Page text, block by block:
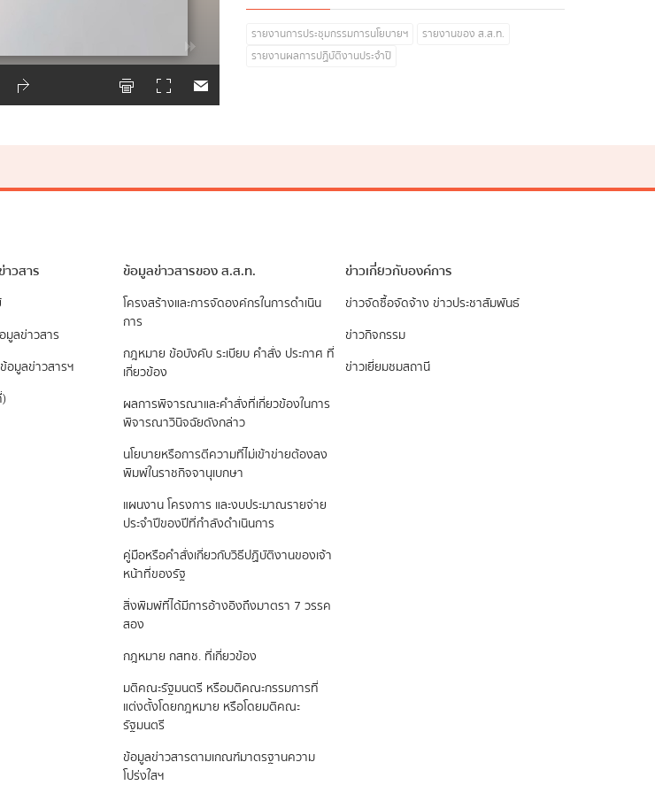
รายงานการประชุมกรรมการนโยบายฯ
รายงานของ ส.ส.ท.
รายงานผลการปฏิบัติงานประจำปี
วสาร
มูลข่าวสาร
อมูลข่าวสารฯ
ข้อมูลข่าวสารของ ส.ส.ท.
​โครงสร้างและการจัดองค์กรในการดำเนิน
การ
กฎหมาย ข้อบังคับ ระเบียบ คำสั่ง ประกาศ ที่
เกี่ยวข้อง
ผลการพิจารณาและคำสั่งที่เกี่ยวข้องในการ
พิจารณาวินิจฉัยดังกล่าว
นโยบายหรือการตีความที่ไม่เข้าข่ายต้องลง
พิมพ์ในราชกิจจานุเบกษา
แผนงาน โครงการ และงบประมาณรายจ่าย
ประจำปีของปีที่กำลังดำเนินการ
คู่มือหรือคำสั่งเกี่ยวกับวิธีปฏิบัติงานของเจ้า
หน้าที่ของรัฐ
สิ่งพิมพ์ที่ได้มีการอ้างอิงถึงมาตรา 7 วรรค
สอง
กฎหมาย กสทช. ที่เกี่ยวข้อง
มติคณะรัฐมนตรี หรือมติคณะกรรมการที่
แต่งตั้งโดยกฎหมาย หรือโดยมติคณะ
รัฐมนตรี
ข้อมูลข่าวสารตามเกณฑ์มาตรฐานความ
โปร่งใสฯ
ข่าวเกี่ยวกับองค์การ
ข่าวจัดซื้อจัดจ้าง ข่าวประชาสัมพันธ์
ข่าวกิจกรรม
ข่าวเยี่ยมชมสถานี